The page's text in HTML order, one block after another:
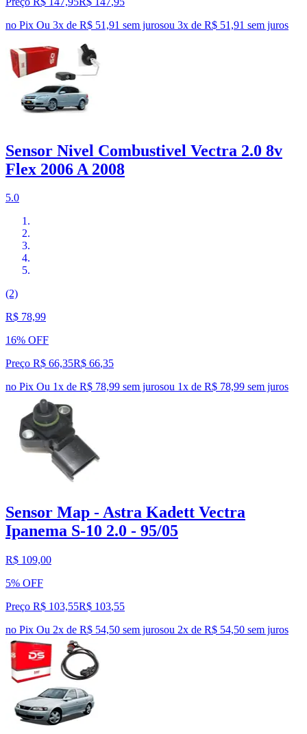
no Pix Ou 3x de R$ 51,91 sem jurosou 3x de R$ 51,91 sem juros
Sensor Nivel Combustivel Vectra 2.0 8v
Flex 2006 A 2008
5.0
(2)
R$ 78,99
16% OFF
Preço R$ 66,35R$ 66,35
no Pix Ou 1x de R$ 78,99 sem jurosou 1x de R$ 78,99 sem juros
Sensor Map - Astra Kadett Vectra
Ipanema S-10 2.0 - 95/05
R$ 109,00
5% OFF
Preço R$ 103,55R$ 103,55
no Pix Ou 2x de R$ 54,50 sem jurosou 2x de R$ 54,50 sem juros